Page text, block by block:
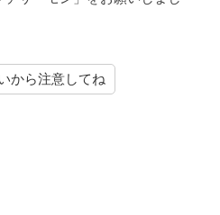
から注意してね